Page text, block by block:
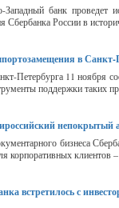
банк проведет
Сбербанка России в
в Санкт-
Петербурга 11 ноября
поддержки таких
непокрытый
бизнеса
корпоративных клиентов –
встретилось с